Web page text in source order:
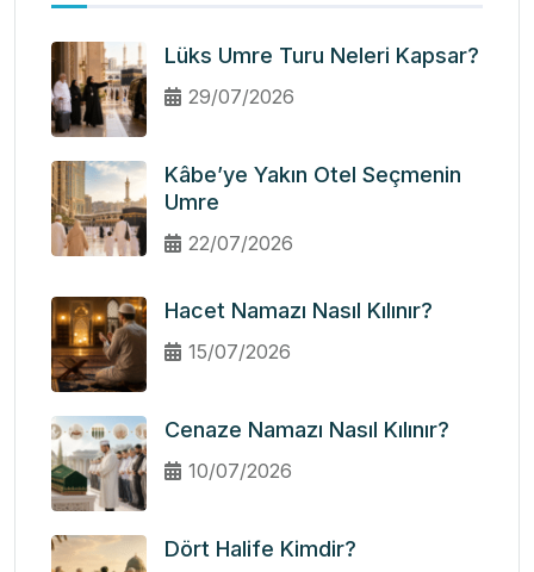
Lüks Umre Turu Neleri Kapsar?
29/07/2026
Kâbe’ye Yakın Otel Seçmenin
Umre
22/07/2026
Hacet Namazı Nasıl Kılınır?
15/07/2026
Cenaze Namazı Nasıl Kılınır?
10/07/2026
Dört Halife Kimdir?